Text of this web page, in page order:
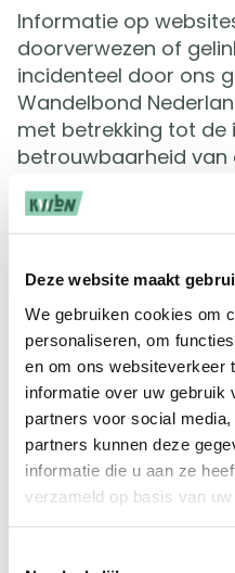
Deze website maakt
We gebruiken cookies om
personaliseren, om
en om ons websiteverkeer
informatie over uw gebruik
partners voor social
partners kunnen deze
informatie die u aan ze
verzameld op basis van
Informatie op
doorverwezen of
incidenteel door ons
Wandelbond
met betrekking tot de
betrouwbaarheid van
aansprakelijkheid
indirect geleden
voortkomt.
Koninklijke
zich alle intellectuele
andere rechten voor
of via kwbn.nl
niet toegestaan
te kopiëren, te
wijze openbaar te
verveelvoudigen
schriftelijke